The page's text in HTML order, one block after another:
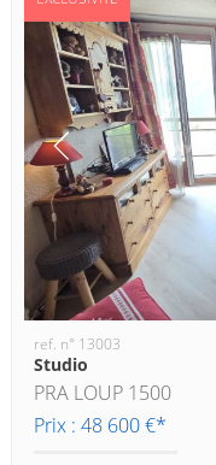
ref. n° 13003
Studio
PRA LOUP 1500
Prix : 48 600 €*